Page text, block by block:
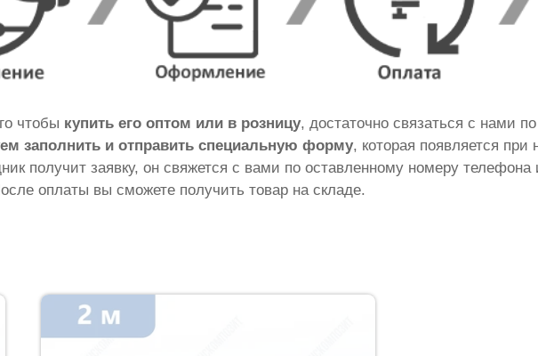
чтобы купить его оптом или в розницу, достаточно связаться с нами
заполнить и отправить специальную форму, которая появляется при
получит заявку, он свяжется с вами по оставленному номеру телефона
оплаты вы сможете получить товар на складе.